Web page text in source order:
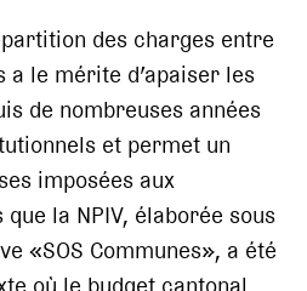
des charges entre
a le mérite d’apaiser les
de nombreuses années
et permet un
imposées aux
la NPIV, élaborée sous
«SOS Communes», a été